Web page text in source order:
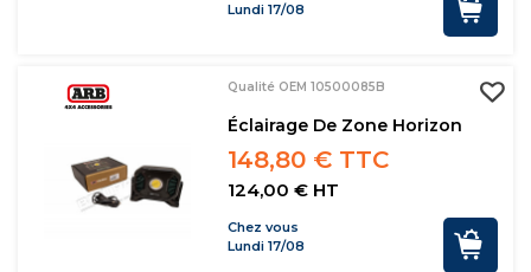
Lundi 17/08
Qualité OEM 10500085B
Éclairage De Zone Horizon
148,80 € TTC
124,00 € HT
Chez vous
Lundi 17/08